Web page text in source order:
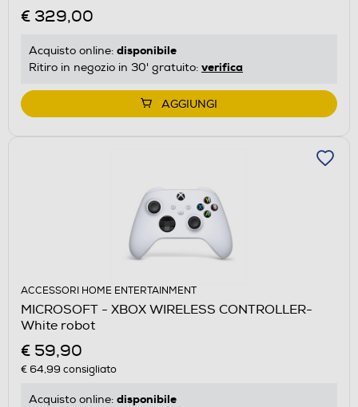
€ 329,00
Acquisto online: disponibile
Ritiro in negozio in 30' gratuito: verifica
AGGIUNGI
ACCESSORI HOME ENTERTAINMENT
MICROSOFT - XBOX WIRELESS CONTROLLER-
White robot
€ 59,90
€ 64,99 consigliato
Acquisto online: disponibile